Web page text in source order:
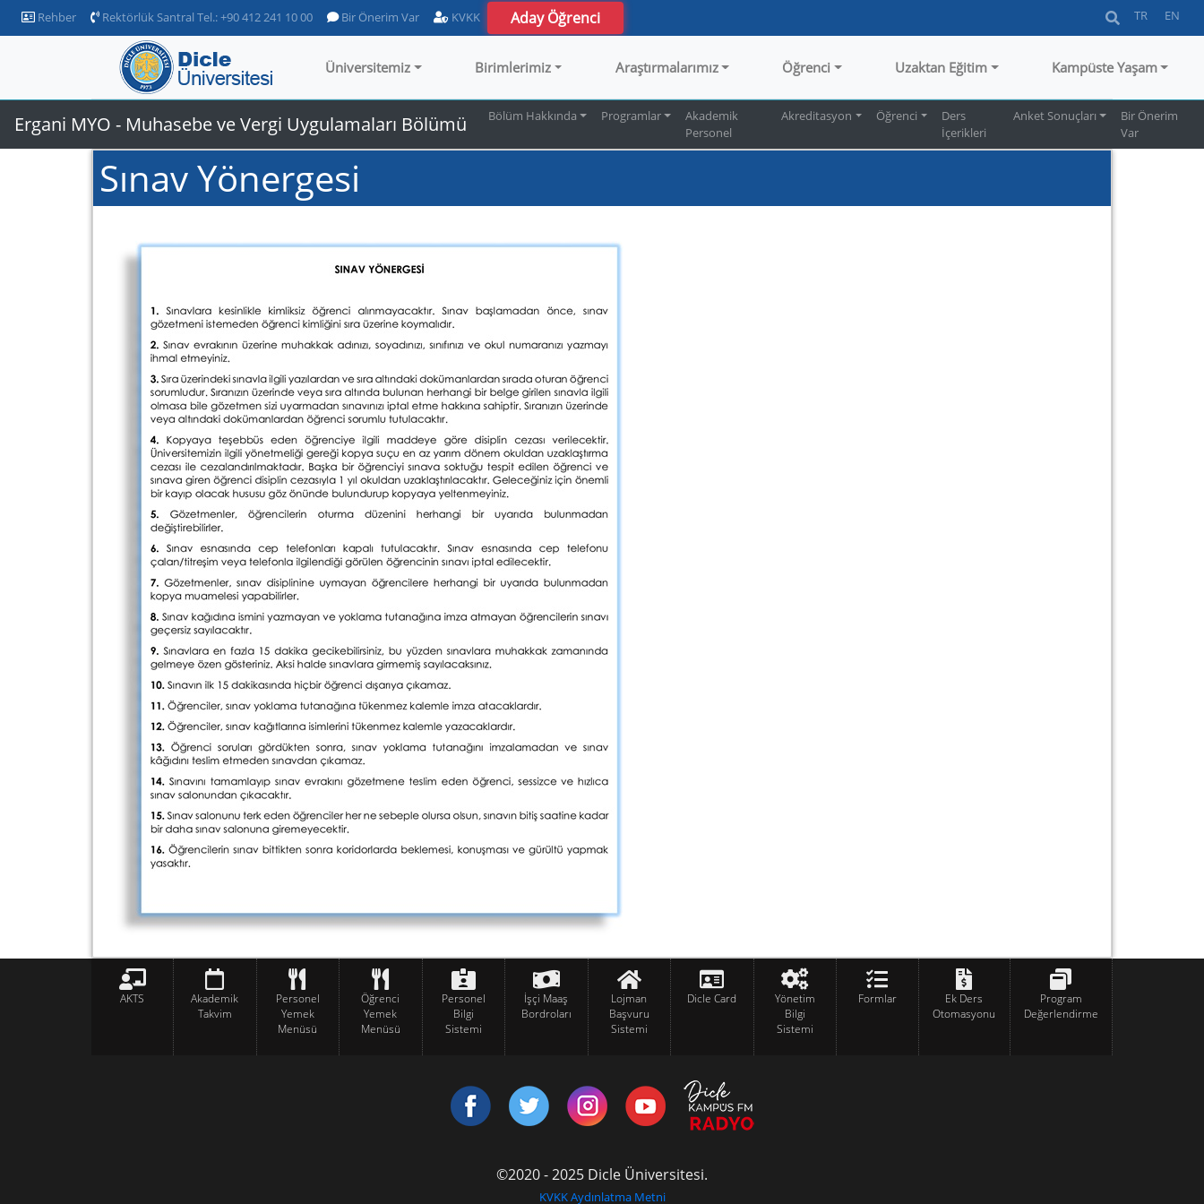
Rehber Rektörlük Santral Tel.: +90 412 241 10 00 Bir Önerim Var KVKK Aday Öğrenci TR EN
Üniversitemiz Birimlerimiz Araştırmalarımız Öğrenci Uzaktan Eğitim Kampüste Yaşam
Ergani MYO - Muhasebe ve Vergi Uygulamaları Bölümü Bölüm Hakkında Programlar
Akademik
Personel
Akreditasyon Öğrenci
Ders
İçerikleri
Anket Sonuçları
Bir Önerim
Var
Sınav Yönergesi
AKTS
Akademik
Takvim
Personel
Yemek
Menüsü
Öğrenci
Yemek
Menüsü
Personel
Bilgi
Sistemi
İşçi Maaş
Bordroları
Lojman
Başvuru
Sistemi
Dicle Card
Yönetim
Bilgi
Sistemi
Formlar
Ek Ders
Otomasyonu
Program
Değerlendirme
©2020 - 2025 Dicle Üniversitesi.
KVKK Aydınlatma Metni